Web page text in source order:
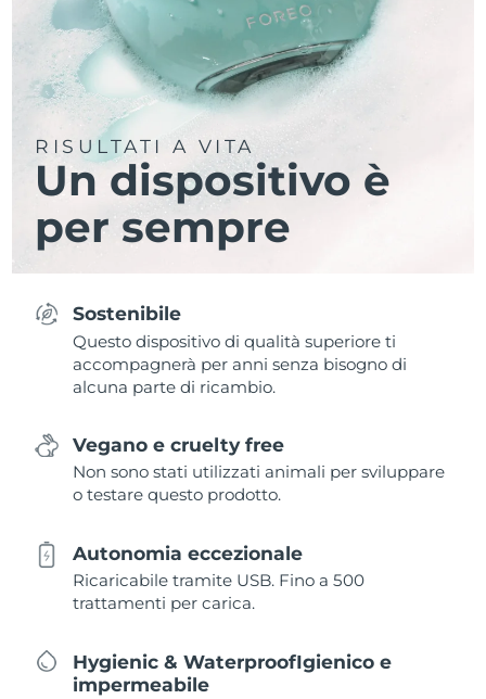
RISULTATI A VITA
Un dispositivo è
per sempre
Sostenibile
Questo dispositivo di qualità superiore ti
accompagnerà per anni senza bisogno di
alcuna parte di ricambio.
Vegano e cruelty free
Non sono stati utilizzati animali per sviluppare
o testare questo prodotto.
Autonomia eccezionale
Ricaricabile tramite USB. Fino a 500
trattamenti per carica.
Hygienic & WaterproofIgienico e
impermeabile